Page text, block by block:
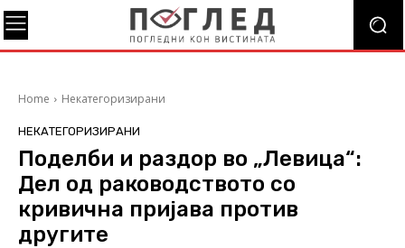
Home Некатегоризирани
НЕКАТЕГОРИЗИРАНИ
Поделби и раздор во „Левица“:
Дел од раководството со
кривична пријава против
другите